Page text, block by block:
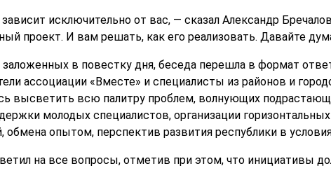
исключительно от вас, — сказал Александр
проект. И вам решать, как его реализовать. Давайте
в повестку дня, беседа перешла в формат
ассоциации «Вместе» и специалисты из районов и
высветить всю палитру проблем, волнующих
молодых специалистов, организации
обмена опытом, перспектив развития республики в
на все вопросы, отметив при этом, что инициативы